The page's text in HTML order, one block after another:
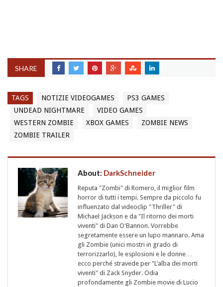
SHARE
TAGS NOTIZIE VIDEOGAMES
PS3 GAMES
UNDEAD NIGHTMARE
VIDEO GAMES
WESTERN ZOMBIE
XBOX GAMES
ZOMBIE NEWS
ZOMBIE TRAILER
About: DarkSchneider
Reputa "Zombi" di Romero, il miglior film
horror di tutti i tempi. Sempre da piccolo fu
influenzato dal videoclip "Thriller" di
Michael Jackson e da "Il ritorno dei morti
viventi" di Dan O'Bannon. Vorrebbe
segretamente essere un lupo mannaro. Ama
gli Zombie (unici mostri in grado di
terrorizzarlo), le esplosioni e le donne…
ecco perché stravede per "L’alba dei morti
viventi" di Zack Snyder. Odia
profondamente gli Zombie movie di Lucio